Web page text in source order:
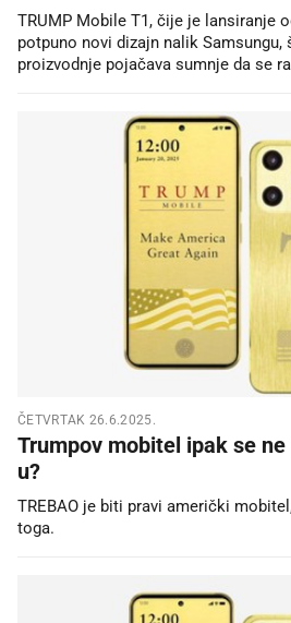
TRUMP Mobile T1, čije je lansiranje
potpuno novi dizajn nalik
proizvodnje pojačava sumnje da se
ČETVRTAK 26.6.2025.
Trumpov mobitel ipak se
u?
TREBAO je biti pravi američki
toga.